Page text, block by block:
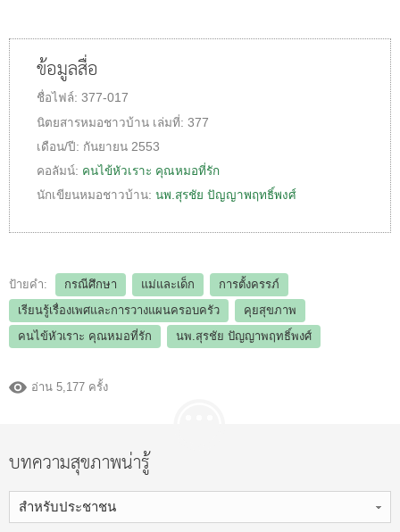
ข้อมูลสื่อ
ชื่อไฟล์: 377-017
นิตยสารหมอชาวบ้าน เล่มที่: 377
เดือน/ปี: กันยายน 2553
คอลัมน์: คนไข้หัวเราะ คุณหมอที่รัก
นักเขียนหมอชาวบ้าน: นพ.สุรชัย ปัญญาพฤทธิ์พงศ์
ป้ายคำ: กรณีศึกษา แม่และเด็ก
การตั้งครรภ์
เรียนรู้เรื่องเพศและการวางแผนครอบครัว
คุยสุขภาพ
คนไข้หัวเราะ คุณหมอที่รัก
นพ.สุรชัย ปัญญาพฤทธิ์พงศ์
อ่าน 5,177 ครั้ง
บทความสุขภาพน่ารู้
สำหรับประชาชน